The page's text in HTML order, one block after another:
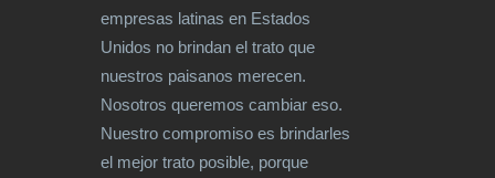
empresas latinas en Estados
Unidos no brindan el trato que
nuestros paisanos merecen.
Nosotros queremos cambiar eso.
Nuestro compromiso es brindarles
el mejor trato posible, porque